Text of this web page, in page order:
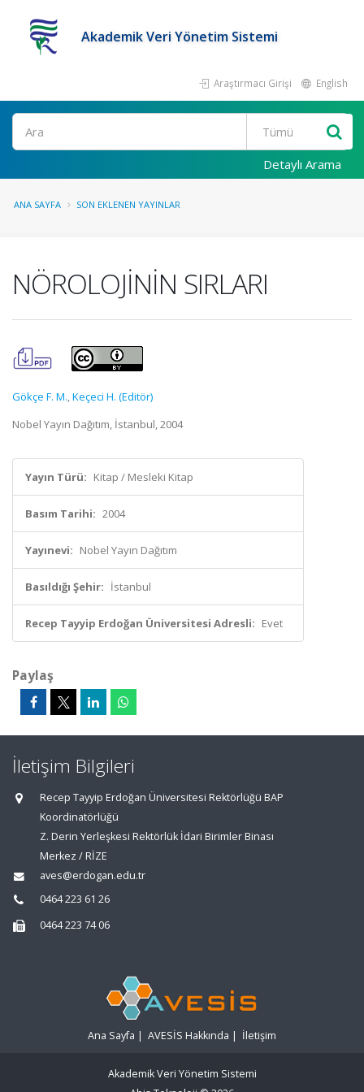
Akademik Veri Yönetim Sistemi
Araştırmacı Girişi English
Ara
Detaylı Arama
ANA SAYFA SON EKLENEN YAYINLAR
NÖROLOJİNİN SIRLARI
Gökçe F. M.,Keçeci H. (Editör)
Nobel Yayın Dağıtım, İstanbul, 2004
Yayın Türü: Kitap / Mesleki Kitap
Basım Tarihi: 2004
Yayınevi: Nobel Yayın Dağıtım
Basıldığı Şehir: İstanbul
Recep Tayyip Erdoğan Üniversitesi Adresli: Evet
Paylaş
İletişim Bilgileri
Recep Tayyip Erdoğan Üniversitesi Rektörlüğü BAP
Koordinatörlüğü
Z. Derin Yerleşkesi Rektörlük İdari Birimler Binası
Merkez / RİZE
aves@erdogan.edu.tr
0464 223 61 26
0464 223 74 06
Ana Sayfa | AVESİS Hakkında | İletişim
Akademik Veri Yönetim Sistemi